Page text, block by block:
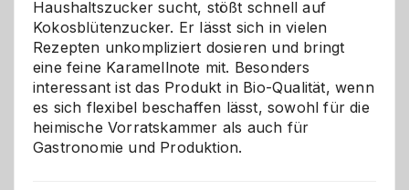
im
eigenen
Zuhause
Haushaltszucker sucht, stößt schnell auf
Kokosblütenzucker. Er lässt sich in vielen
Rezepten unkompliziert dosieren und bringt
eine feine Karamellnote mit. Besonders
interessant ist das Produkt in Bio-Qualität, wenn
es sich flexibel beschaffen lässt, sowohl für die
heimische Vorratskammer als auch für
Gastronomie und Produktion.